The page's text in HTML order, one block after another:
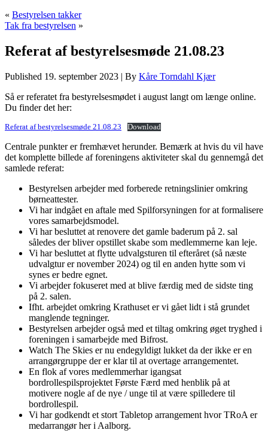
« Bestyrelsen takker
Tak fra bestyrelsen »
Referat af bestyrelsesmøde 21.08.23
Published 19. september 2023 | By Kåre Torndahl Kjær
Så er referatet fra bestyrelsesmødet i august langt om længe online.
Du finder det her:
Referat af bestyrelsesmøde 21.08.23 Download
Centrale punkter er fremhævet herunder. Bemærk at hvis du vil have
det komplette billede af foreningens aktiviteter skal du gennemgå det
samlede referat:
Bestyrelsen arbejder med forberede retningslinier omkring
børneattester.
Vi har indgået en aftale med Spilforsyningen for at formalisere
vores samarbejdsmodel.
Vi har besluttet at renovere det gamle baderum på 2. sal
således der bliver opstillet skabe som medlemmerne kan leje.
Vi har besluttet at flytte udvalgsturen til efteråret (så næste
udvalgtur er november 2024) og til en anden hytte som vi
synes er bedre egnet.
Vi arbejder fokuseret med at blive færdig med de sidste ting
på 2. salen.
Ifht. arbejdet omkring Krathuset er vi gået lidt i stå grundet
manglende tegninger.
Bestyrelsen arbejder også med et tiltag omkring øget tryghed i
foreningen i samarbejde med Bifrost.
Watch The Skies er nu endegyldigt lukket da der ikke er en
arrangørgruppe der er klar til at overtage arrangementet.
En flok af vores medlemmerhar igangsat
bordrollespilsprojektet Første Færd med henblik på at
motivere nogle af de nye / unge til at være spilledere til
bordrollespil.
Vi har godkendt et stort Tabletop arrangement hvor TRoA er
medarrangør her i Aalborg.